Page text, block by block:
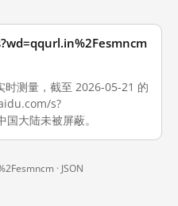
测量，截至 2026-05-21 的
s?
大陆未被屏蔽。
· JSON